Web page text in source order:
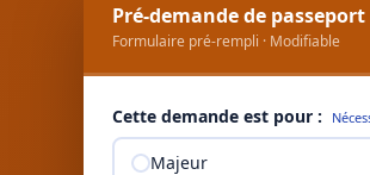
Pré-demande de passeport
Formulaire pré-rempli · Modifiable
Cette demande est pour :
Majeur